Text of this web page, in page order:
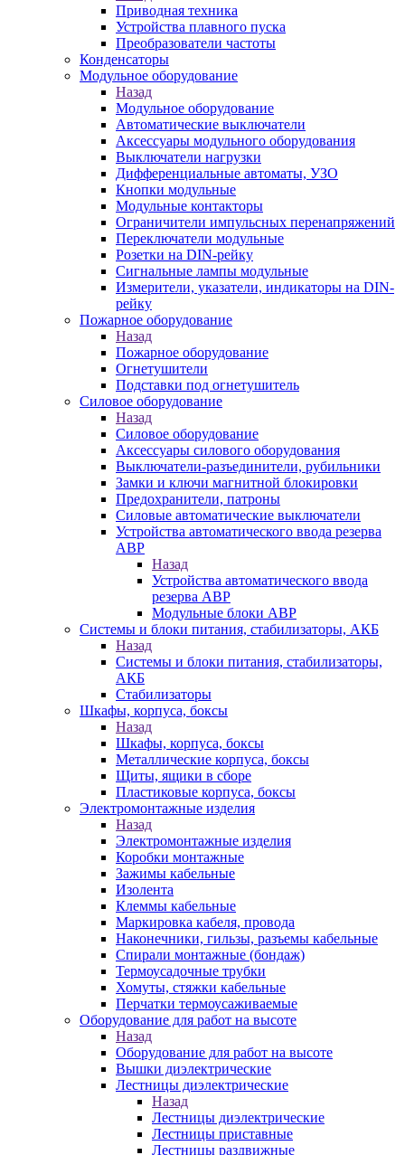
Приводная техника
Устройства плавного пуска
Преобразователи частоты
Конденсаторы
Модульное оборудование
Назад
Модульное оборудование
Автоматические выключатели
Аксессуары модульного оборудования
Выключатели нагрузки
Дифференциальные автоматы, УЗО
Кнопки модульные
Модульные контакторы
Ограничители импульсных перенапряжений
Переключатели модульные
Розетки на DIN-рейку
Сигнальные лампы модульные
Измерители, указатели, индикаторы на DIN-
рейку
Пожарное оборудование
Назад
Пожарное оборудование
Огнетушители
Подставки под огнетушитель
Силовое оборудование
Назад
Силовое оборудование
Аксессуары силового оборудования
Выключатели-разъединители, рубильники
Замки и ключи магнитной блокировки
Предохранители, патроны
Силовые автоматические выключатели
Устройства автоматического ввода резерва
АВР
Назад
Устройства автоматического ввода
резерва АВР
Модульные блоки АВР
Системы и блоки питания, стабилизаторы, АКБ
Назад
Системы и блоки питания, стабилизаторы,
АКБ
Стабилизаторы
Шкафы, корпуса, боксы
Назад
Шкафы, корпуса, боксы
Металлические корпуса, боксы
Щиты, ящики в сборе
Пластиковые корпуса, боксы
Электромонтажные изделия
Назад
Электромонтажные изделия
Коробки монтажные
Зажимы кабельные
Изолента
Клеммы кабельные
Маркировка кабеля, провода
Наконечники, гильзы, разъемы кабельные
Спирали монтажные (бондаж)
Термоусадочные трубки
Хомуты, стяжки кабельные
Перчатки термоусаживаемые
Оборудование для работ на высоте
Назад
Оборудование для работ на высоте
Вышки диэлектрические
Лестницы диэлектрические
Назад
Лестницы диэлектрические
Лестницы приставные
Лестницы раздвижные